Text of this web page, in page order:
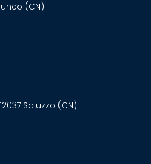
(CN)
Saluzzo (CN)